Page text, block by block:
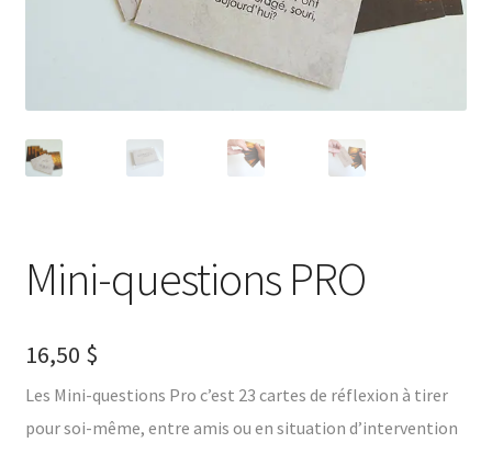
Mini-questions PRO
16,50 $
Les Mini-questions Pro c’est 23 cartes de réflexion à tirer
pour soi-même, entre amis ou en situation d’intervention